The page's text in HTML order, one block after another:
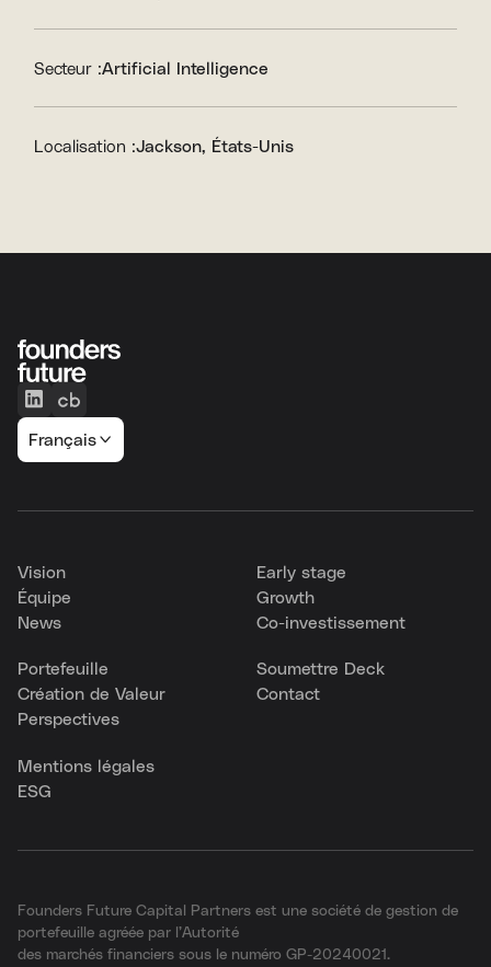
Secteur :Artificial Intelligence
Localisation :Jackson, États-Unis
Français
Vision
Équipe
News
Early stage
Growth
Co-investissement
Portefeuille
Création de Valeur
Perspectives
Soumettre Deck
Contact
Mentions légales
ESG
Founders Future Capital Partners est une société de gestion de
portefeuille agréée par l’Autorité
des marchés financiers sous le numéro GP-20240021.